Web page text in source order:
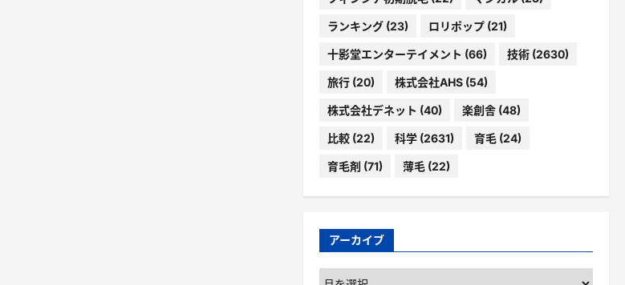
ランキング(23) ロリポップ(21)
十影堂エンターテイメント (66) 技術(2630)
旅行(20) 株式会社AHS(54)
株式会社デネット (40) 楽創舎(48)
比較(22) 科学(2631) 育毛(24)
育毛剤 (71) 薄毛(22)
アーカイブ
ア